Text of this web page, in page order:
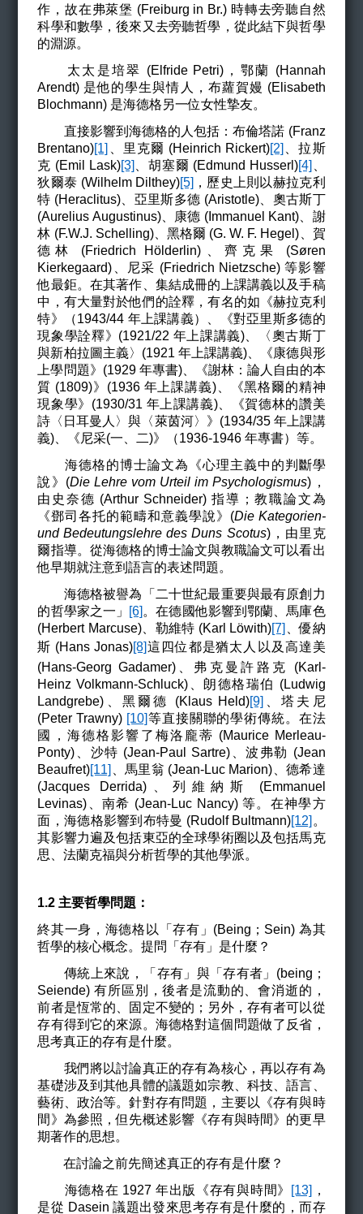
作，故在弗萊堡 (Freiburg in Br.) 時轉去旁聽自然
科學和數學，後來又去旁聽哲學，從此結下與哲學
的淵源。
太太是培翠 (Elfride Petri)，鄂蘭 (Hannah
Arendt) 是他的學生與情人，布蘿賀嫚 (Elisabeth
Blochmann) 是海德格另一位女性摯友。
直接影響到海德格的人包括：布倫塔諾 (Franz
Brentano)[1] 、里克爾 (Heinrich Rickert)[2]
、拉斯
克 (Emil Lask)[3] 、胡塞爾 (Edmund Husserl)[4]
狄爾泰 (Wilhelm Dilthey)[5] ，歷史上則以赫拉克利
特 (Heraclitus)、亞里斯多德 (Aristotle)、奧古斯丁
(Aurelius Augustinus)、康德 (Immanuel Kant)、謝
林 (F.W.J. Schelling)、黑格爾 (G. W. F. Hegel)、賀
德林 (Friedrich Hölderlin)、齊克果 (Søren
Kierkegaard)、尼采 (Friedrich Nietzsche) 等影響
他最鉅。在其著作、集結成冊的上課講義以及手稿
中，有大量對於他們的詮釋，有名的如《赫拉克利
特》（1943/44 年上課講義）、《對亞里斯多德的
現象學詮釋》(1921/22 年上課講義)、〈奧古斯丁
與新柏拉圖主義〉(1921 年上課講義)、《康德與形
上學問題》(1929 年專書)、《謝林：論人自由的本
質 (1809)》(1936 年上課講義)、《黑格爾的精神
現象學》(1930/31 年上課講義)、《賀德林的讚美
詩〈日耳曼人〉與〈萊茵河〉》(1934/35 年上課講
義)、《尼采(一、二)》（1936-1946 年專書）等。
海德格的博士論文為《心理主義中的判斷學
說》(Die Lehre vom Urteil im Psychologismus)，
由史奈德 (Arthur Schneider) 指導；教職論文為
《鄧司各托的範疇和意義學說》(Die Kategorien-
und Bedeutungslehre des Duns Scotus)，由里克
爾指導。從海德格的博士論文與教職論文可以看出
他早期就注意到語言的表述問題。
海德格被譽為「二十世紀最重要與最有原創力
的哲學家之一」
[6] 。在德國他影響到鄂蘭、馬庫色
(Herbert Marcuse)、勒維特 (Karl Löwith)[7]
、優納
斯 (Hans Jonas)[8]這四位都是猶太人 以及高達美
(Hans-Georg Gadamer)、弗克曼許路克 (Karl-
Heinz Volkmann-Schluck)、朗德格瑞伯 (Ludwig
Landgrebe)、黑爾德 (Klaus Held)[9]
、塔夫尼
(Peter Trawny) [10]等直接關聯的學術傳統。在法
國，海德格影響了梅洛龐蒂 (Maurice Merleau-
Ponty)、沙特 (Jean-Paul Sartre)、波弗勒 (Jean
Beaufret)[11]
、馬里翁 (Jean-Luc Marion)、德希達
(Jacques Derrida)、列維納斯 (Emmanuel
Levinas)、南希 (Jean-Luc Nancy) 等。在神學方
面，海德格影響到布特曼 (Rudolf Bultmann)[12] 。
其影響力遍及包括東亞的全球學術圈以及包括馬克
思、法蘭克福與分析哲學的其他學派。
1.2 主要哲學問題：
終其一身，海德格以「存有」(Being；Sein) 為其
哲學的核心概念。提問「存有」是什麼？
傳統上來說，「存有」與「存有者」(being；
Seiende) 有所區別，後者是流動的、會消逝的，
前者是恆常的、固定不變的；另外，存有者可以從
存有得到它的來源。海德格對這個問題做了反省，
思考真正的存有是什麼。
我們將以討論真正的存有為核心，再以存有為
基礎涉及到其他具體的議題如宗教、科技、語言、
藝術、政治等。針對存有問題，主要以《存有與時
間》為參照，但先概述影響《存有與時間》的更早
期著作的思想。
在討論之前先簡述真正的存有是什麼？
海德格在 1927 年出版《存有與時間》
[13] ，
是從 Dasein 議題出發來思考存有是什麼的，而存